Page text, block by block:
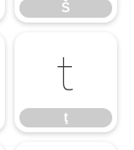
Š
ţ
ţ